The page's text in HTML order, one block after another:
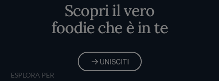
Scopri il vero
foodie che è in te
UNISCITI
ESPLORA PER